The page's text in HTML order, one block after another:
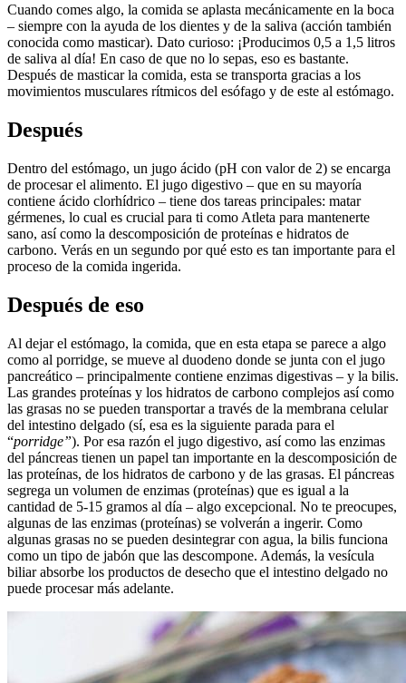
Cuando comes algo, la comida se aplasta mecánicamente en la boca
– siempre con la ayuda de los dientes y de la saliva (acción también
conocida como masticar). Dato curioso: ¡Producimos 0,5 a 1,5 litros
de saliva al día! En caso de que no lo sepas, eso es bastante.
Después de masticar la comida, esta se transporta gracias a los
movimientos musculares rítmicos del esófago y de este al estómago.
Después
Dentro del estómago, un jugo ácido (pH con valor de 2) se encarga
de procesar el alimento. El jugo digestivo – que en su mayoría
contiene ácido clorhídrico – tiene dos tareas principales: matar
gérmenes, lo cual es crucial para ti como Atleta para mantenerte
sano, así como la descomposición de proteínas e hidratos de
carbono. Verás en un segundo por qué esto es tan importante para el
proceso de la comida ingerida.
Después de eso
Al dejar el estómago, la comida, que en esta etapa se parece a algo
como al porridge, se mueve al duodeno donde se junta con el jugo
pancreático – principalmente contiene enzimas digestivas – y la bilis.
Las grandes proteínas y los hidratos de carbono complejos así como
las grasas no se pueden transportar a través de la membrana celular
del intestino delgado (sí, esa es la siguiente parada para el
“porridge”). Por esa razón el jugo digestivo, así como las enzimas
del páncreas tienen un papel tan importante en la descomposición de
las proteínas, de los hidratos de carbono y de las grasas. El páncreas
segrega un volumen de enzimas (proteínas) que es igual a la
cantidad de 5-15 gramos al día – algo excepcional. No te preocupes,
algunas de las enzimas (proteínas) se volverán a ingerir. Como
algunas grasas no se pueden desintegrar con agua, la bilis funciona
como un tipo de jabón que las descompone. Además, la vesícula
biliar absorbe los productos de desecho que el intestino delgado no
puede procesar más adelante.